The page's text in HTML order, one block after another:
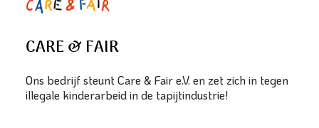
CARE & FAIR
Ons bedrijf steunt Care & Fair e.V. en zet zich in tegen
illegale kinderarbeid in de tapijtindustrie!